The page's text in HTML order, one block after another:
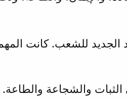
الجديد للشعب. كانت
الثبات والشجاعة والطاعة.